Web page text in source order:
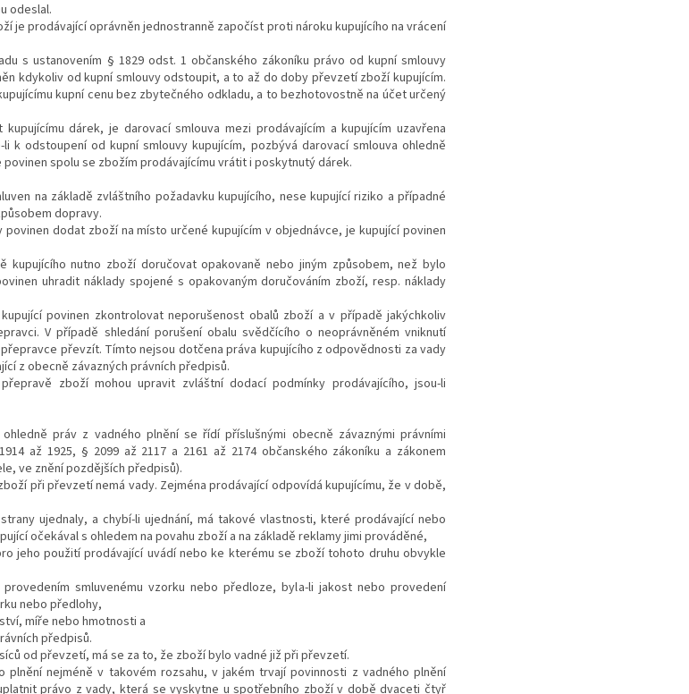
odeslal.
je prodávající oprávněn jednostranně započíst proti nároku kupujícího na vrácení
s ustanovením § 1829 odst. 1 občanského zákoníku právo od kupní smlouvy
kdykoliv od kupní smlouvy odstoupit, a to až do doby převzetí zboží kupujícím.
kupní cenu bez zbytečného odkladu, a to bezhotovostně na účet určený
dárek, je darovací smlouva mezi prodávajícím a kupujícím uzavřena
k odstoupení od kupní smlouvy kupujícím, pozbývá darovací smlouva ohledně
spolu se zbožím prodávajícímu vrátit i poskytnutý dárek.
na základě zvláštního požadavku kupujícího, nese kupující riziko a případné
dopravy.
dodat zboží na místo určené kupujícím v objednávce, je kupující povinen
kupujícího nutno zboží doručovat opakovaně nebo jiným způsobem, než bylo
uhradit náklady spojené s opakovaným doručováním zboží, resp. náklady
povinen zkontrolovat neporušenost obalů zboží a v případě jakýchkoliv
V případě shledání porušení obalu svědčícího o neoprávněném vniknutí
převzít. Tímto nejsou dotčena práva kupujícího z odpovědnosti za vady
z obecně závazných právních předpisů.
zboží mohou upravit zvláštní dodací podmínky prodávajícího, jsou-li
práv z vadného plnění se řídí příslušnými obecně závaznými právními
až 1925, § 2099 až 2117 a 2161 až 2174 občanského zákoníku a zákonem
ve znění pozdějších předpisů).
při převzetí nemá vady. Zejména prodávající odpovídá kupujícímu, že v době,
ujednaly, a chybí-li ujednání, má takové vlastnosti, které prodávající nebo
očekával s ohledem na povahu zboží a na základě reklamy jimi prováděné,
jeho použití prodávající uvádí nebo ke kterému se zboží tohoto druhu obvykle
smluvenému vzorku nebo předloze, byla-li jakost nebo provedení
nebo předlohy,
míře nebo hmotnosti a
předpisů.
od převzetí, má se za to, že zboží bylo vadné již při převzetí.
plnění nejméně v takovém rozsahu, v jakém trvají povinnosti z vadného plnění
právo z vady, která se vyskytne u spotřebního zboží v době dvaceti čtyř